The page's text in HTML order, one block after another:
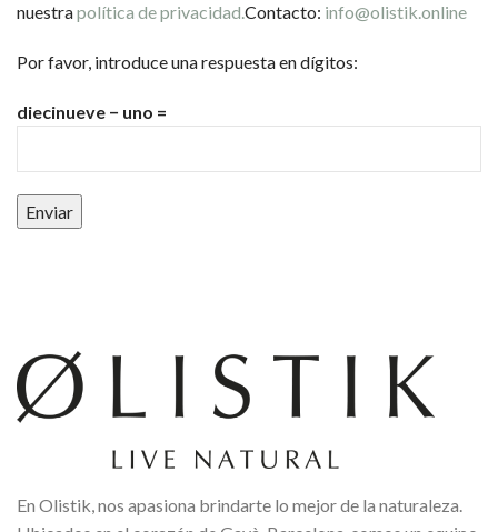
nuestrapolítica de privacidad.Contacto: info@olistik.online
Por favor, introduce una respuesta en dígitos:
diecinueve − uno =
En Olistik, nos apasiona brindarte lo mejor de la naturaleza.